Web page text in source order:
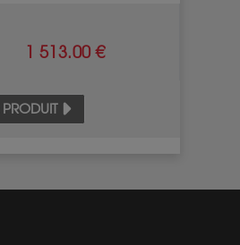
1 513.00 €
PRODUIT